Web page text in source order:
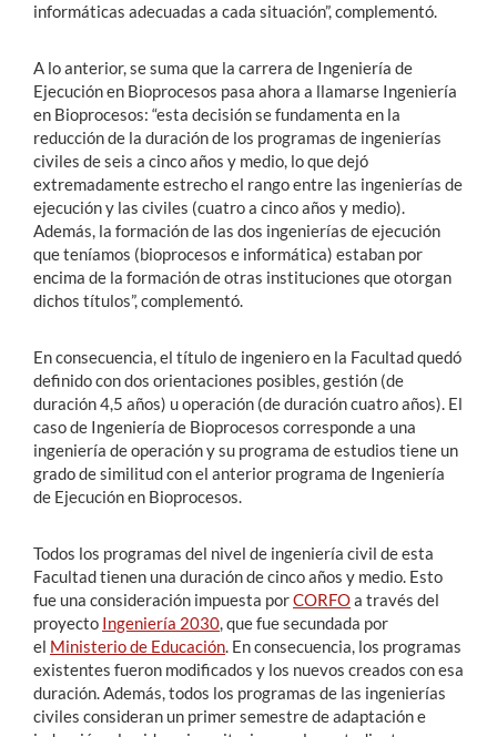
informáticas adecuadas a cada situación”, complementó.
A lo anterior, se suma que la carrera de Ingeniería de
Ejecución en Bioprocesos pasa ahora a llamarse Ingeniería
en Bioprocesos: “esta decisión se fundamenta en la
reducción de la duración de los programas de ingenierías
civiles de seis a cinco años y medio, lo que dejó
extremadamente estrecho el rango entre las ingenierías de
ejecución y las civiles (cuatro a cinco años y medio).
Además, la formación de las dos ingenierías de ejecución
que teníamos (bioprocesos e informática) estaban por
encima de la formación de otras instituciones que otorgan
dichos títulos”, complementó.
En consecuencia, el título de ingeniero en la Facultad quedó
definido con dos orientaciones posibles, gestión (de
duración 4,5 años) u operación (de duración cuatro años). El
caso de Ingeniería de Bioprocesos corresponde a una
ingeniería de operación y su programa de estudios tiene un
grado de similitud con el anterior programa de Ingeniería
de Ejecución en Bioprocesos.
Todos los programas del nivel de ingeniería civil de esta
Facultad tienen una duración de cinco años y medio. Esto
fue una consideración impuesta porCORFOa través del
proyecto Ingeniería 2030, que fue secundada por
el Ministerio de Educación. En consecuencia, los programas
existentes fueron modificados y los nuevos creados con esa
duración. Además, todos los programas de las ingenierías
civiles consideran un primer semestre de adaptación e